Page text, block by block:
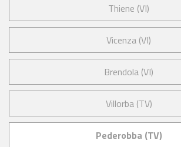
Thiene (VI)
Vicenza (VI)
Brendola (VI)
Villorba (TV)
Pederobba (TV)